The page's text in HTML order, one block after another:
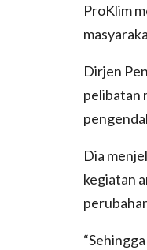
ProKlim
Dirjen
pelibatan
Dia
kegiatan